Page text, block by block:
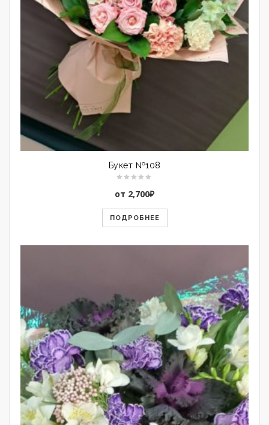
Букет №108
от 2,700₽
ПОДРОБНЕЕ